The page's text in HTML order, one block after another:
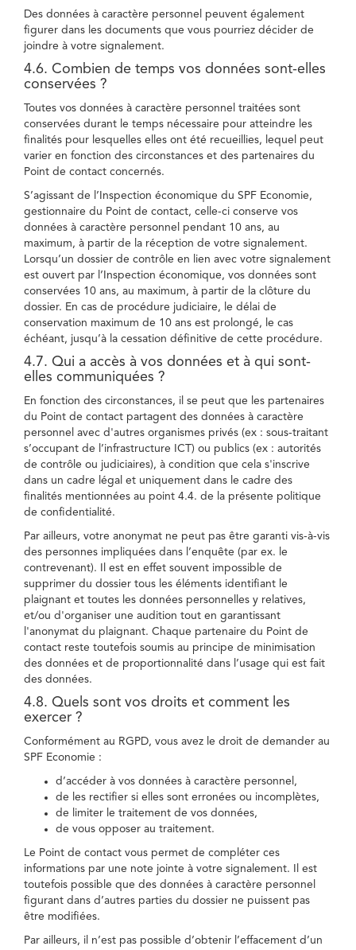
Des données à caractère personnel peuvent également
figurer dans les documents que vous pourriez décider de
joindre à votre signalement.
4.6. Combien de temps vos données sont-elles
conservées ?
Toutes vos données à caractère personnel traitées sont
conservées durant le temps nécessaire pour atteindre les
finalités pour lesquelles elles ont été recueillies, lequel peut
varier en fonction des circonstances et des partenaires du
Point de contact concernés.
S’agissant de l’Inspection économique du SPF Economie,
gestionnaire du Point de contact, celle-ci conserve vos
données à caractère personnel pendant 10 ans, au
maximum, à partir de la réception de votre signalement.
Lorsqu’un dossier de contrôle en lien avec votre signalement
est ouvert par l’Inspection économique, vos données sont
conservées 10 ans, au maximum, à partir de la clôture du
dossier. En cas de procédure judiciaire, le délai de
conservation maximum de 10 ans est prolongé, le cas
échéant, jusqu’à la cessation définitive de cette procédure.
4.7. Qui a accès à vos données et à qui sont-
elles communiquées ?
En fonction des circonstances, il se peut que les partenaires
du Point de contact partagent des données à caractère
personnel avec d'autres organismes privés (ex : sous-traitant
s’occupant de l’infrastructure ICT) ou publics (ex : autorités
de contrôle ou judiciaires), à condition que cela s'inscrive
dans un cadre légal et uniquement dans le cadre des
finalités mentionnées au point 4.4. de la présente politique
de confidentialité.
Par ailleurs, votre anonymat ne peut pas être garanti vis-à-vis
des personnes impliquées dans l’enquête (par ex. le
contrevenant). Il est en effet souvent impossible de
supprimer du dossier tous les éléments identifiant le
plaignant et toutes les données personnelles y relatives,
et/ou d'organiser une audition tout en garantissant
l'anonymat du plaignant. Chaque partenaire du Point de
contact reste toutefois soumis au principe de minimisation
des données et de proportionnalité dans l’usage qui est fait
des données.
4.8. Quels sont vos droits et comment les
exercer ?
Conformément au RGPD, vous avez le droit de demander au
SPF Economie :
d’accéder à vos données à caractère personnel,
de les rectifier si elles sont erronées ou incomplètes,
de limiter le traitement de vos données,
de vous opposer au traitement.
Le Point de contact vous permet de compléter ces
informations par une note jointe à votre signalement. Il est
toutefois possible que des données à caractère personnel
figurant dans d’autres parties du dossier ne puissent pas
être modifiées.
Par ailleurs, il n’est pas possible d’obtenir l’effacement d’un